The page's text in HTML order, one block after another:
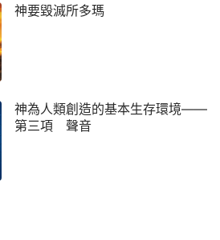
神要毀滅所多瑪
神為人類創造的基本生存環境——
第三項 聲音